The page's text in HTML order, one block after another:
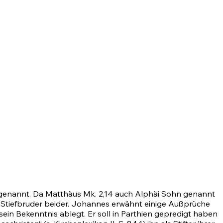
Da Matthäus Mk. 2,14 auch Alphäi Sohn genannt
beider. Johannes erwähnt einige Außprüche
Bekenntnis ablegt. Er soll in Parthien gepredigt haben